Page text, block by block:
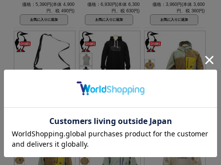
価格：5,390円(本体 4,900
円、税 490円)
価格：6,930円(本体 6,300
円、税 630円)
価格：3,960円(本体 3,600
円、税 360円)